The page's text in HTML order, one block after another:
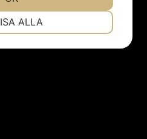
6 - 9/8.
ALLA